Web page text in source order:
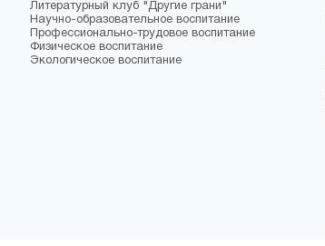
Литературный клуб "Другие грани"
Научно-образовательное воспитание
Профессионально-трудовое воспитание
Физическое воспитание
Экологическое воспитание